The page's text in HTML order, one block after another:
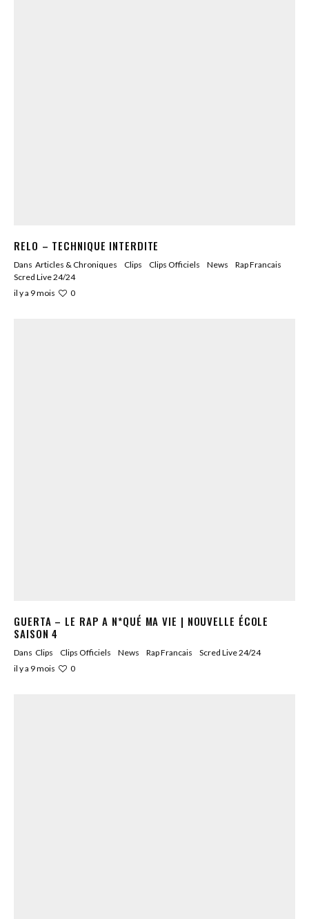
RELO – TECHNIQUE INTERDITE
Dans Articles & Chroniques Clips Clips Officiels News
Rap Francais
Scred Live 24/24
il y a 9 mois
0
GUERTA – LE RAP A N*QUÉ MA VIE | NOUVELLE ÉCOLE
SAISON 4
Dans Clips Clips Officiels News Rap Francais
Scred Live 24/24
il y a 9 mois
0